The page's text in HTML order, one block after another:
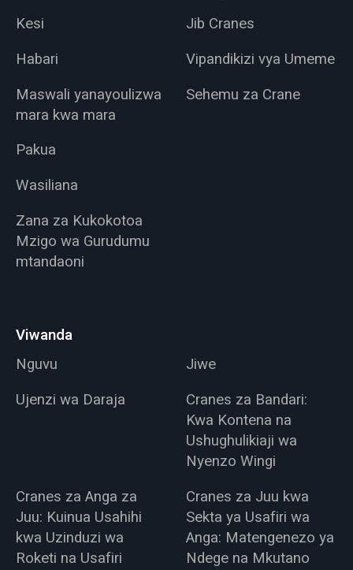
Kesi
Habari
Maswali yanayoulizwa
mara kwa mara
Pakua
Wasiliana
Zana za Kukokotoa
Mzigo wa Gurudumu
mtandaoni
Jib Cranes
Vipandikizi vya Umeme
Sehemu za Crane
Viwanda
Nguvu
Jiwe
Ujenzi wa Daraja
Cranes za Bandari:
Kwa Kontena na
Ushughulikiaji wa
Nyenzo Wingi
Cranes za Anga za
Juu: Kuinua Usahihi
kwa Uzinduzi wa
Roketi na Usafiri
Cranes za Juu kwa
Sekta ya Usafiri wa
Anga: Matengenezo ya
Ndege na Mkutano